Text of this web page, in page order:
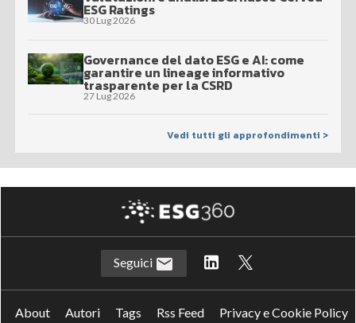
ESG Ratings
30 Lug 2026
Governance del dato ESG e AI: come
garantire un lineage informativo
trasparente per la CSRD
27 Lug 2026
Vedi tutti gli approfondimenti >
Seguici
About Autori Tags Rss Feed
Privacy e Cookie Policy